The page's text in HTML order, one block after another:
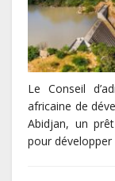
Le Conseil
africaine de
Abidjan, un
pour développer